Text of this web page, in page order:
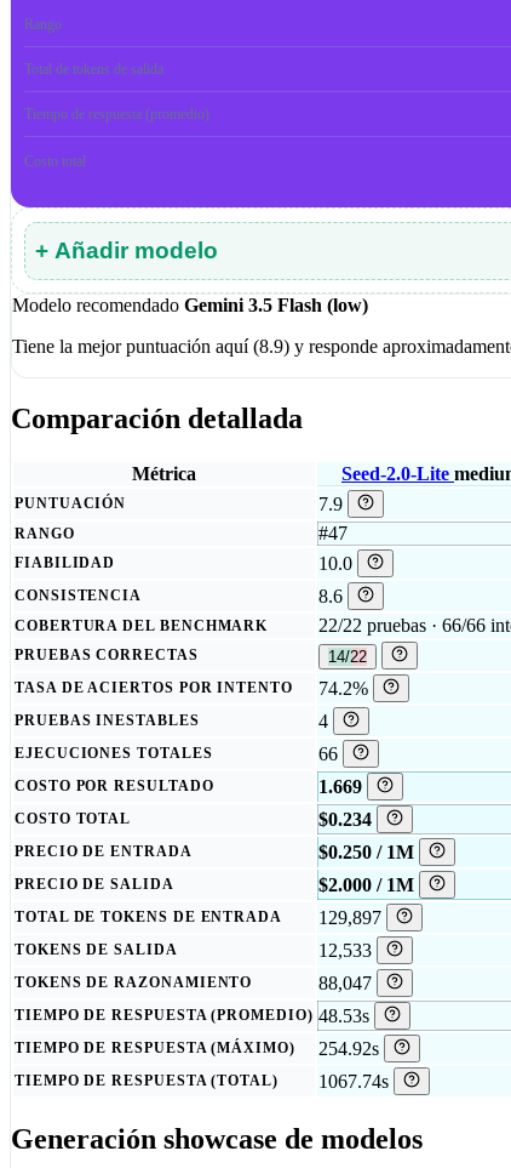
Rango
Total de tokens de salida
Tiempo de respuesta (promedio)
Costo total
+ Añadir modelo
Modelo recomendado Gemini 3.5 Flash (low)
Tiene la mejor puntuación aquí (8.9) y responde
Comparación detallada
Métrica Seed-2.0-Lite
PUNTUACIÓN 7.9
RANGO #47
FIABILIDAD 10.0
CONSISTENCIA 8.6
COBERTURA DEL BENCHMARK 22/22 pruebas · 66/66
PRUEBAS CORRECTAS 14/22
TASA DE ACIERTOS POR INTENTO 74.2%
PRUEBAS INESTABLES 4
EJECUCIONES TOTALES 66
COSTO POR RESULTADO 1.669
COSTO TOTAL $0.234
PRECIO DE ENTRADA $0.250 / 1M
PRECIO DE SALIDA $2.000 / 1M
TOTAL DE TOKENS DE ENTRADA 129,897
TOKENS DE SALIDA 12,533
TOKENS DE RAZONAMIENTO 88,047
TIEMPO DE RESPUESTA (PROMEDIO) 48.53s
TIEMPO DE RESPUESTA (MÁXIMO) 254.92s
TIEMPO DE RESPUESTA (TOTAL) 1067.74s
Generación showcase de modelos